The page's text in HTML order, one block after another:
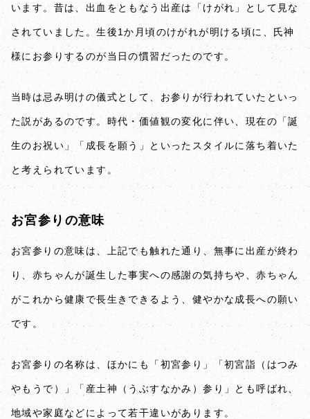
います。昔は、出血をともなう出産は「けがれ」として見な
されていました。生後1か月頃のけがれが明ける頃に、氏神
様にお参りするのが当日の慣習だったのです。
当時は忌み明けの儀式として、お参りが行われていたといっ
た説があるのです。時代・価値観の変化に伴い、現在の「誕
生のお祝い」「成長を願う」といったスタイルに落ち着いた
と考えられています。
お宮参りの意味
お宮参りの意味は、上記でも触れた通り、無事に出産が終わ
り、赤ちゃんが誕生した事実への感謝の気持ちや、赤ちゃん
がこれから健康で長生きできるよう、健やかな成長への願い
です。
お宮参りの名称は、ほかにも「初宮参り」「初宮詣（はつみ
やもうで）」「産土神（うぶすなかみ）参り」とも呼ばれ、
地域や家庭などによって若干違いがあります。